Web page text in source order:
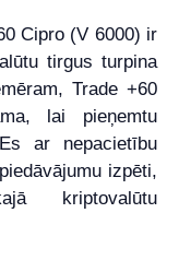
Cipro (V 6000) ir
tirgus turpina
Trade +60
lai pieņemtu
ar nepacietību
izpēti,
kriptovalūtu